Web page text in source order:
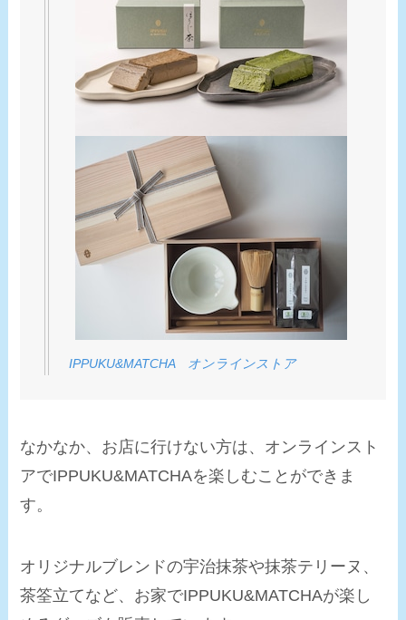
IPPUKU&MATCHA オンラインストア
なかなか、お店に行けない方は、オンラインスト
アでIPPUKU&MATCHAを楽しむことができま
す。
オリジナルブレンドの宇治抹茶や抹茶テリーヌ、
茶筌立てなど、お家でIPPUKU&MATCHAが楽し